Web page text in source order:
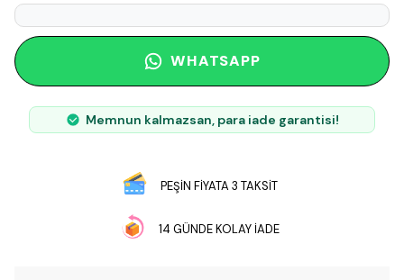
WHATSAPP
Memnun kalmazsan, para iade garantisi!
PEŞİN FİYATA 3 TAKSİT
14 GÜNDE KOLAY İADE